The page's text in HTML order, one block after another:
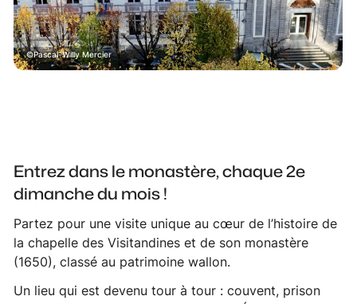
Pascal-Willy Mercier
Entrez dans le monastère, chaque 2e
dimanche du mois !
Partez pour une visite unique au cœur de l’histoire de
la chapelle des Visitandines et de son monastère
(1650), classé au patrimoine wallon.
Un lieu qui est devenu tour à tour : couvent, prison